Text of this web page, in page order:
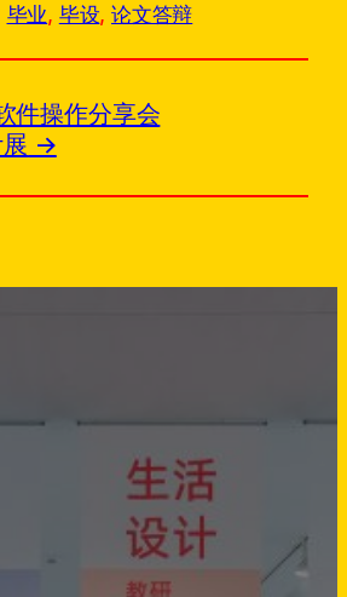
毕业, 毕设, 论文答辩
件操作分享会